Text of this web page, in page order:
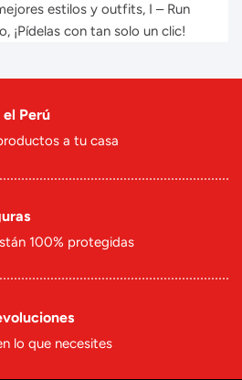
estilos y outfits, I – Run
¡Pídelas con tan solo un clic!
el Perú
a tu casa
100% protegidas
lo que necesites